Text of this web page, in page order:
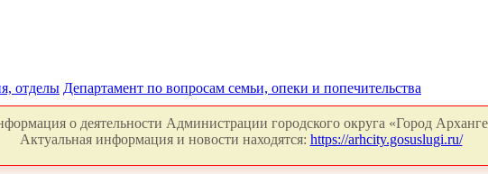
отделы Департамент по вопросам семьи, опеки и попечительства
о деятельности Администрации городского округа «Город
Актуальная информация и новости находятся: https://arhcity.gosuslugi.ru/